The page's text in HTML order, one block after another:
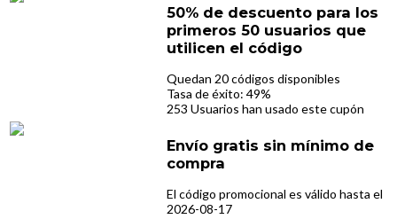
50% de descuento para los
primeros 50 usuarios que
utilicen el código
Quedan 20 códigos disponibles
Tasa de éxito: 49%
253 Usuarios han usado este cupón
Envío gratis sin mínimo de
compra
El código promocional es válido hasta el
2026-08-17